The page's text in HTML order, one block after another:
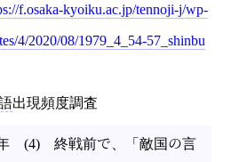
f.osaka-kyoiku.ac.jp/tennoji-j/wp-
4/2020/08/1979_4_54-57_shinbu
出現頻度調査
(4) 終戦前で、「敵国の言